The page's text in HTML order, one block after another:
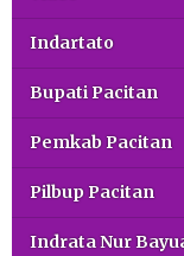
Indartato
Bupati Pacitan
Pemkab Pacitan
Pilbup Pacitan
Indrata Nur